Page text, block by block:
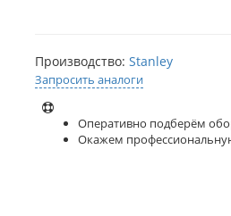
Производство:Stanley
Запросить аналоги
Оперативно подберём
Окажем